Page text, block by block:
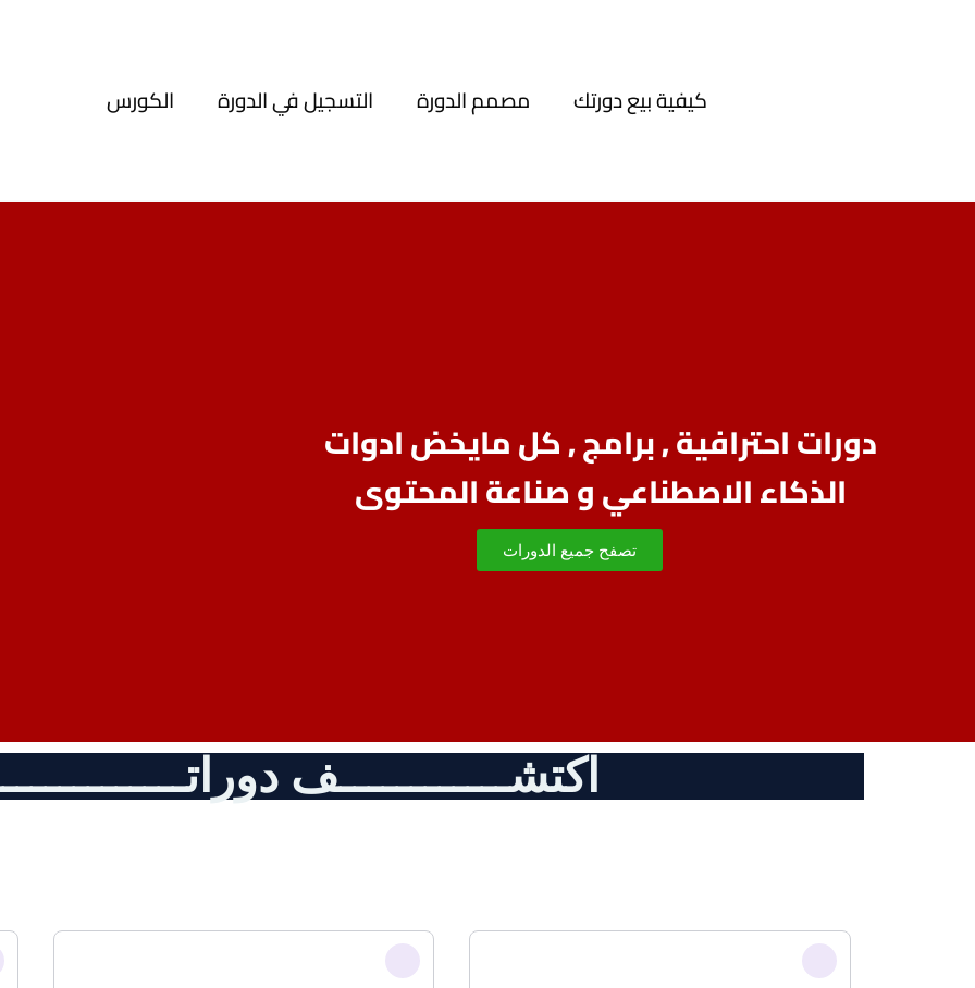
الكورس التسجيل في الدورة مصمم الدورة كيفية بيع دورتك
دورات احترافية , برامج , كل مايخض ادوات
الذكاء الاصطناعي و صناعة المحتوى
تصفح جميع الدورات
اكتشــــــــــــف